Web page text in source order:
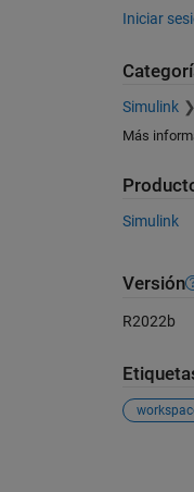
Iniciar
Simulink
Más
Simulink
Versión
R2022b